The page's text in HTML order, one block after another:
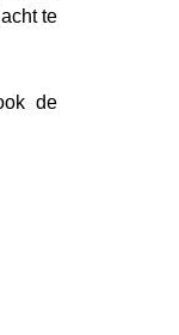
te
de